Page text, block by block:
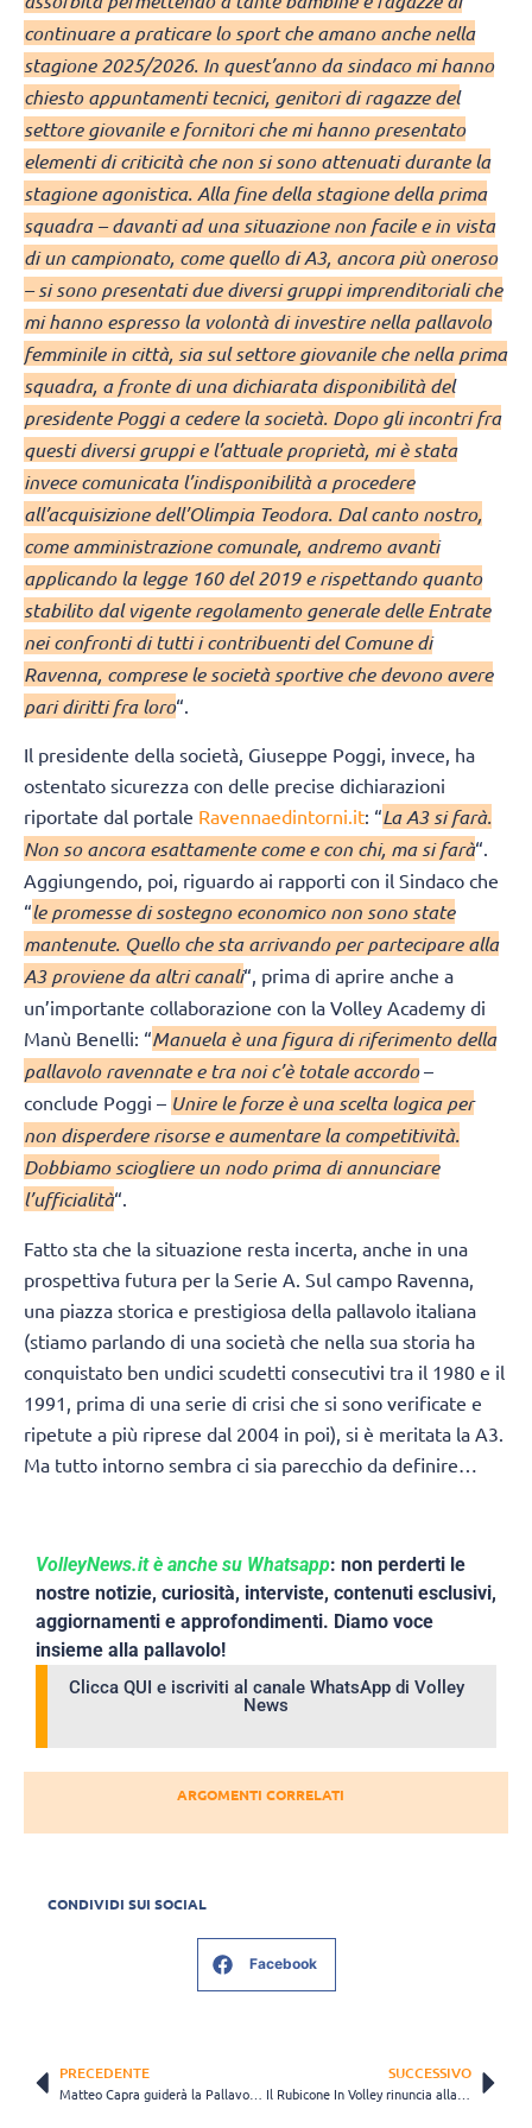
continuare a praticare lo sport che amano anche nella
stagione 2025/2026. In quest’anno da sindaco mi hanno
chiesto appuntamenti tecnici, genitori di ragazze del
settore giovanile e fornitori che mi hanno presentato
elementi di criticità che non si sono attenuati durante la
stagione agonistica. Alla fine della stagione della prima
squadra – davanti ad una situazione non facile e in vista
di un campionato, come quello di A3, ancora più oneroso
– si sono presentati due diversi gruppi imprenditoriali che
mi hanno espresso la volontà di investire nella pallavolo
femminile in città, sia sul settore giovanile che nella prima
squadra, a fronte di una dichiarata disponibilità del
presidente Poggi a cedere la società. Dopo gli incontri fra
questi diversi gruppi e l’attuale proprietà, mi è stata
invece comunicata l’indisponibilità a procedere
all’acquisizione dell’Olimpia Teodora. Dal canto nostro,
come amministrazione comunale, andremo avanti
applicando la legge 160 del 2019 e rispettando quanto
stabilito dal vigente regolamento generale delle Entrate
nei confronti di tutti i contribuenti del Comune di
Ravenna, comprese le società sportive che devono avere
pari diritti fra loro“.
Il presidente della società, Giuseppe Poggi, invece, ha
ostentato sicurezza con delle precise dichiarazioni
riportate dal portale Ravennaedintorni.it: “La A3 si farà.
Non so ancora esattamente come e con chi, ma si farà“.
Aggiungendo, poi, riguardo ai rapporti con il Sindaco che
“le promesse di sostegno economico non sono state
mantenute. Quello che sta arrivando per partecipare alla
A3 proviene da altri canali“, prima di aprire anche a
un’importante collaborazione con la Volley Academy di
Manù Benelli: “Manuela è una figura di riferimento della
pallavolo ravennate e tra noi c’è totale accordo–
conclude Poggi – Unire le forze è una scelta logica per
non disperdere risorse e aumentare la competitività.
Dobbiamo sciogliere un nodo prima di annunciare
l’ufficialità“.
Fatto sta che la situazione resta incerta, anche in una
prospettiva futura per la Serie A. Sul campo Ravenna,
una piazza storica e prestigiosa della pallavolo italiana
(stiamo parlando di una società che nella sua storia ha
conquistato ben undici scudetti consecutivi tra il 1980 e il
1991, prima di una serie di crisi che si sono verificate e
ripetute a più riprese dal 2004 in poi), si è meritata la A3.
Ma tutto intorno sembra ci sia parecchio da definire…
VolleyNews.it è anche su Whatsapp: non perderti le
nostre notizie, curiosità, interviste, contenuti esclusivi,
aggiornamenti e approfondimenti. Diamo voce
insieme alla pallavolo!
Clicca QUI e iscriviti al canale WhatsApp di Volley
News
ARGOMENTI CORRELATI
CONDIVIDI SUI SOCIAL
Facebook
PRECEDENTE SUCCESSIVO